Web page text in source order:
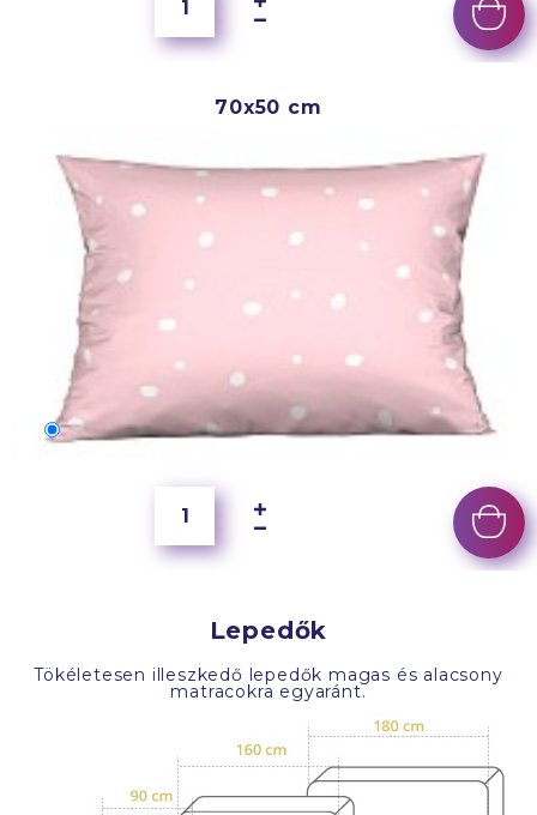
70x50 cm
70x50 cm
Lepedők
Tökéletesen illeszkedő lepedők magas és alacsony
matracokra egyaránt.